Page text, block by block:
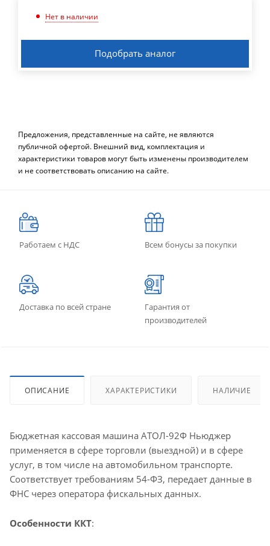
Нет в наличии
Подобрать аналог
Предложения, представленные на сайте, не являются
публичной офертой. Внешний вид, комплектация и
характеристики товаров могут быть изменены производителем
и не соответствовать описанию на сайте.
Работаем с НДС Всем бонусы за покупки
Доставка по всей стране
Гарантия от
производителей
ОПИСАНИЕ ХАРАКТЕРИСТИКИ НАЛИЧИЕ
Бюджетная кассовая машина АТОЛ-92Ф Ньюджер
применяется в сфере торговли (выездной) и в сфере
услуг, в том числе на автомобильном транспорте.
Соответствует требованиям 54-ФЗ, передает данные в
ФНС через оператора фискальных данных.
Особенности ККТ: